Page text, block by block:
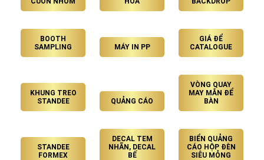
BOOTH
SAMPLING
MÁY IN PP
GIÁ ĐỂ
CATALOGUE
KHUNG TREO
STANDEE
QUẢNG CÁO
VÒNG QUAY
MAY MẮN ĐỂ
BÀN
STANDEE
FORMEX
DECAL TEM
NHÃN, DECAL
BẾ
BIỂN QUẢNG
CÁO HỘP ĐÈN
SIÊU MỎNG